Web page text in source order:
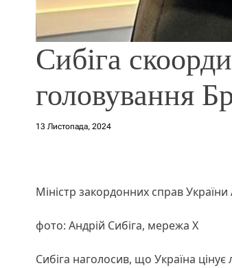
Сибіга
головування
13 Листопада, 2024
Міністр закордонних справ
фото: Андрій Сибіга, мережа Х
Сибіга наголосив, що Україна цінує